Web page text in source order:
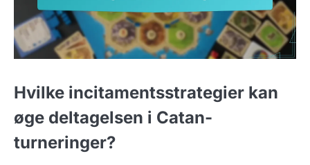
Hvilke incitamentsstrategier kan
øge deltagelsen i Catan-
turneringer?